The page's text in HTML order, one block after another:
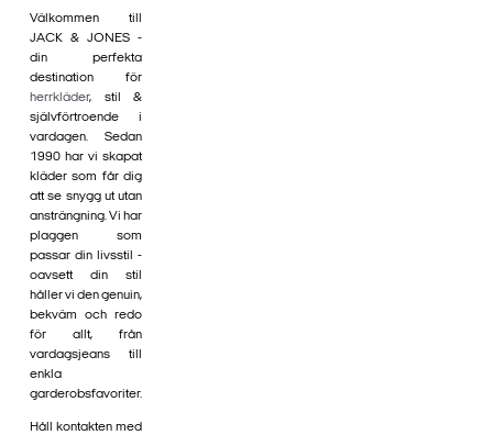
Välkommen till
JACK & JONES -
din perfekta
destination för
herrkläder, stil &
självförtroende i
vardagen. Sedan
1990 har vi skapat
kläder som får dig
att se snygg ut utan
ansträngning. Vi har
plaggen som
passar din livsstil -
oavsett din stil
håller vi den genuin,
bekväm och redo
för allt, från
vardagsjeans till
enkla
garderobsfavoriter.
Håll kontakten med